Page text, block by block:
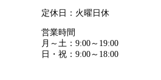
定休日：火曜日休
営業時間
月～土：9:00～19:00
日・祝：9:00～18:00